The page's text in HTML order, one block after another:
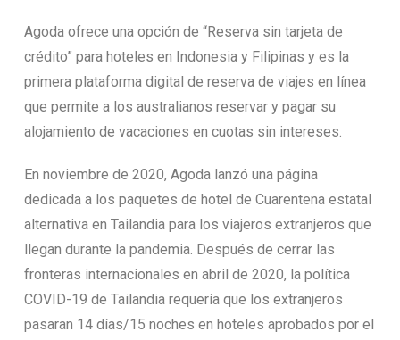
Agoda ofrece una opción de “Reserva sin tarjeta de
crédito” para hoteles en Indonesia y Filipinas y es la
primera plataforma digital de reserva de viajes en línea
que permite a los australianos reservar y pagar su
alojamiento de vacaciones en cuotas sin intereses.
En noviembre de 2020, Agoda lanzó una página
dedicada a los paquetes de hotel de Cuarentena estatal
alternativa en Tailandia para los viajeros extranjeros que
llegan durante la pandemia. Después de cerrar las
fronteras internacionales en abril de 2020, la política
COVID-19 de Tailandia requería que los extranjeros
pasaran 14 días/15 noches en hoteles aprobados por el